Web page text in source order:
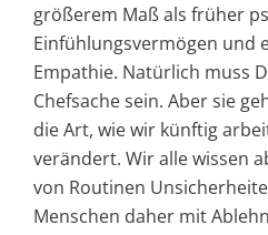
größerem Maß als früher
Einfühlungsvermögen und
Empathie. Natürlich muss
Chefsache sein. Aber sie
die Art, wie wir künftig
verändert. Wir alle wissen
von Routinen
Menschen daher mit